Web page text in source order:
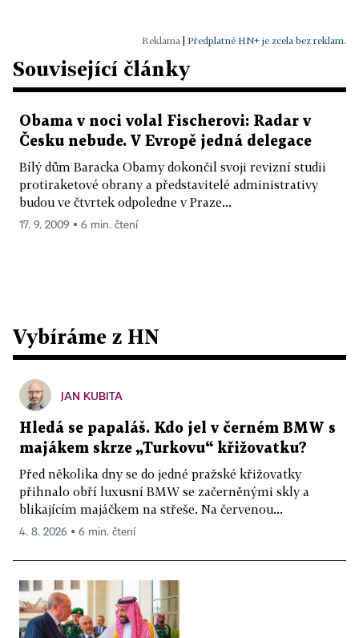
| Předplatné HN+ je zcela bez reklam.
Související články
Obama v noci volal Fischerovi: Radar v
Česku nebude. V Evropě jedná delegace
Bílý dům Baracka Obamy dokončil svoji revizní studii
protiraketové obrany a představitelé administrativy
budou ve čtvrtek odpoledne v Praze...
17. 9. 2009 ▪ 6 min. čtení
Vybíráme z HN
JAN KUBITA
Hledá se papaláš. Kdo jel v černém BMW s
majákem skrze „Turkovu“ křižovatku?
Před několika dny se do jedné pražské křižovatky
přihnalo obří luxusní BMW se začerněnými skly a
blikajícím majáčkem na střeše. Na červenou...
4. 8. 2026 ▪ 6 min. čtení